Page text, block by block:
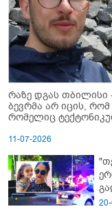
რაზე დგას თბილისი
ბევრმა არ იცის,
რომელიც
11-07-2026
-